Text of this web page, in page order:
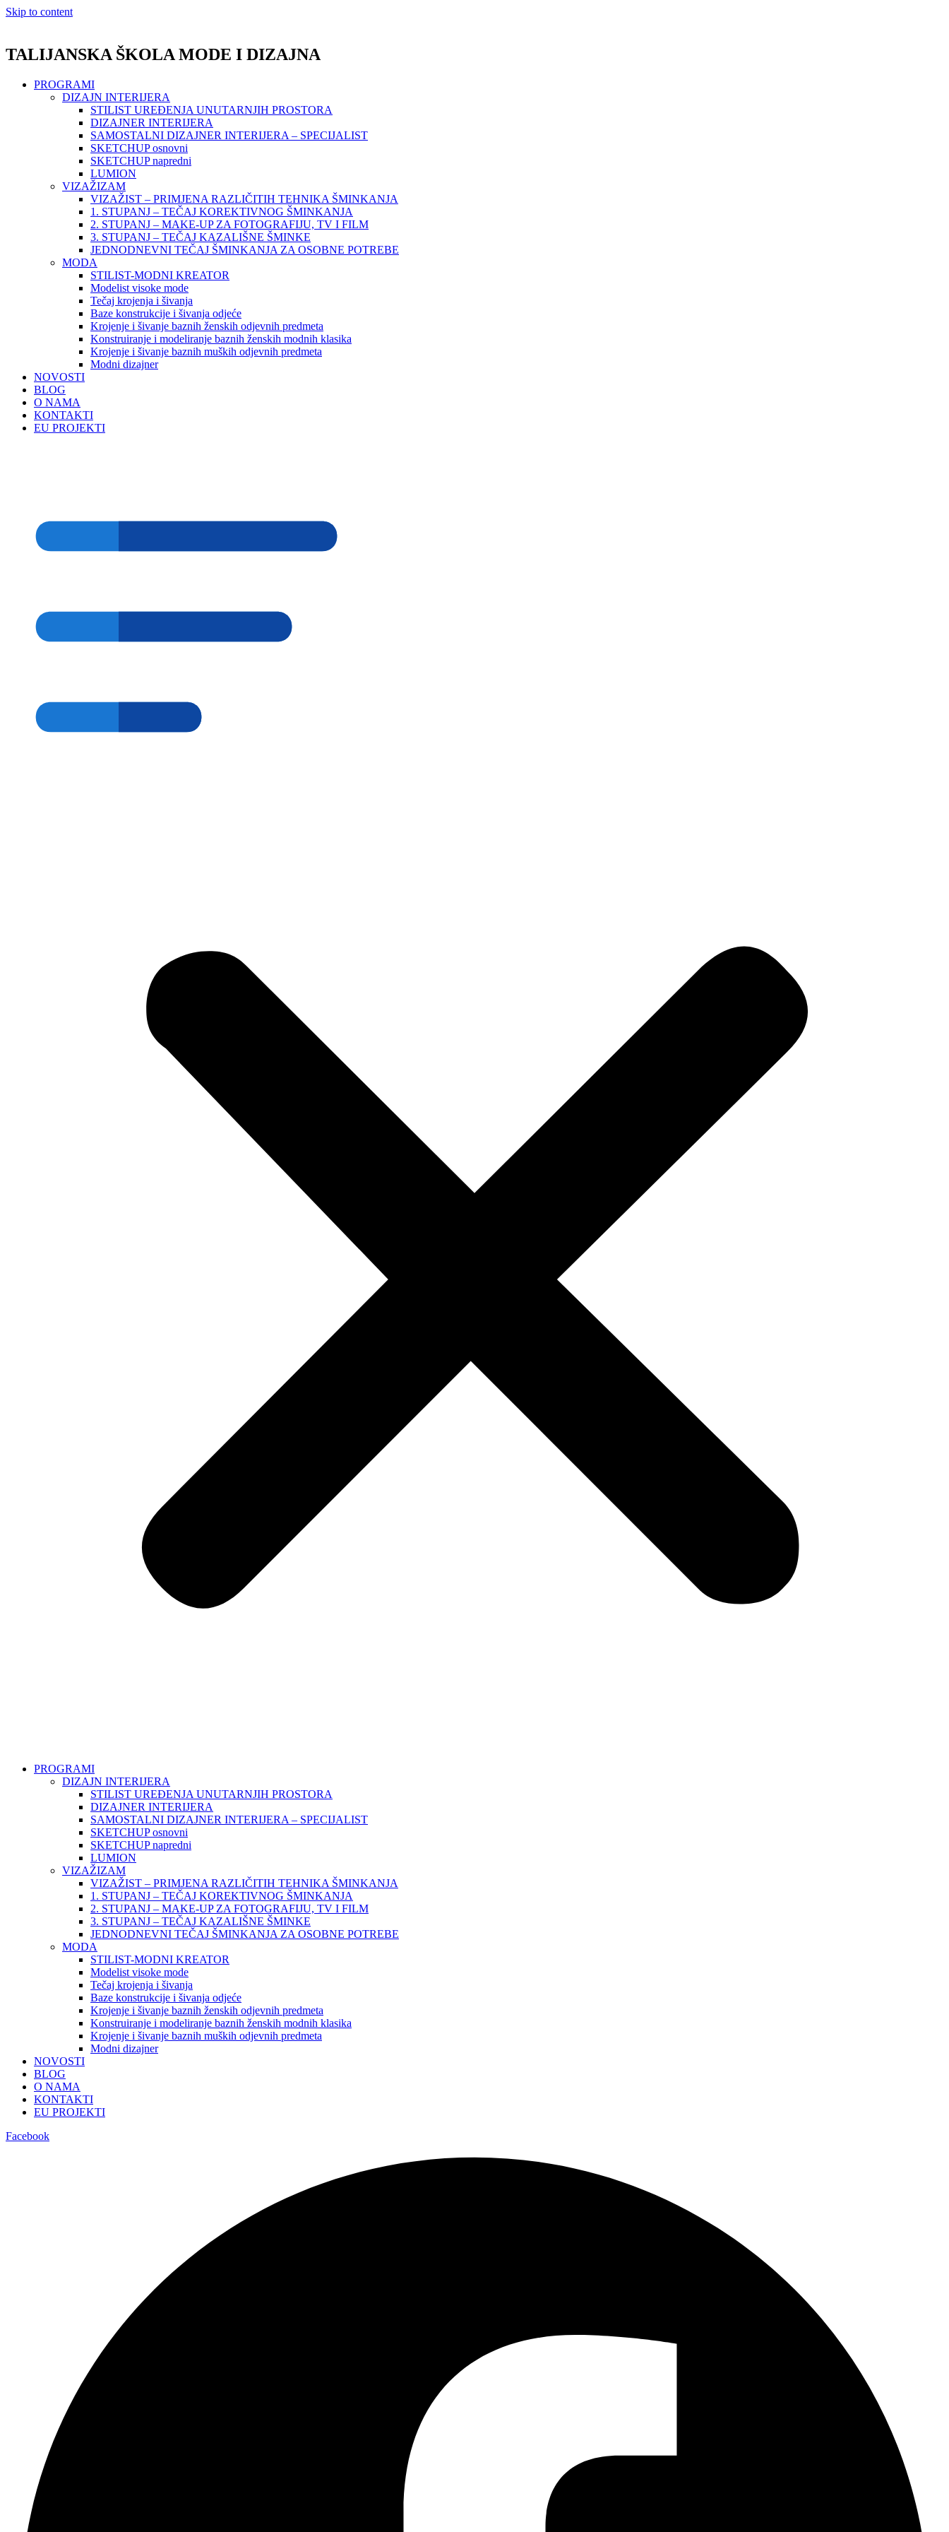
Skip to content
TALIJANSKA ŠKOLA MODE I DIZAJNA
PROGRAMI
DIZAJN INTERIJERA
STILIST UREĐENJA UNUTARNJIH PROSTORA
DIZAJNER INTERIJERA
SAMOSTALNI DIZAJNER INTERIJERA – SPECIJALIST
SKETCHUP osnovni
SKETCHUP napredni
LUMION
VIZAŽIZAM
VIZAŽIST – PRIMJENA RAZLIČITIH TEHNIKA ŠMINKANJA
1. STUPANJ – TEČAJ KOREKTIVNOG ŠMINKANJA
2. STUPANJ – MAKE-UP ZA FOTOGRAFIJU, TV I FILM
3. STUPANJ – TEČAJ KAZALIŠNE ŠMINKE
JEDNODNEVNI TEČAJ ŠMINKANJA ZA OSOBNE POTREBE
MODA
STILIST-MODNI KREATOR
Modelist visoke mode
Tečaj krojenja i šivanja
Baze konstrukcije i šivanja odjeće
Krojenje i šivanje baznih ženskih odjevnih predmeta
Konstruiranje i modeliranje baznih ženskih modnih klasika
Krojenje i šivanje baznih muških odjevnih predmeta
Modni dizajner
NOVOSTI
BLOG
O NAMA
KONTAKTI
EU PROJEKTI
PROGRAMI
DIZAJN INTERIJERA
STILIST UREĐENJA UNUTARNJIH PROSTORA
DIZAJNER INTERIJERA
SAMOSTALNI DIZAJNER INTERIJERA – SPECIJALIST
SKETCHUP osnovni
SKETCHUP napredni
LUMION
VIZAŽIZAM
VIZAŽIST – PRIMJENA RAZLIČITIH TEHNIKA ŠMINKANJA
1. STUPANJ – TEČAJ KOREKTIVNOG ŠMINKANJA
2. STUPANJ – MAKE-UP ZA FOTOGRAFIJU, TV I FILM
3. STUPANJ – TEČAJ KAZALIŠNE ŠMINKE
JEDNODNEVNI TEČAJ ŠMINKANJA ZA OSOBNE POTREBE
MODA
STILIST-MODNI KREATOR
Modelist visoke mode
Tečaj krojenja i šivanja
Baze konstrukcije i šivanja odjeće
Krojenje i šivanje baznih ženskih odjevnih predmeta
Konstruiranje i modeliranje baznih ženskih modnih klasika
Krojenje i šivanje baznih muških odjevnih predmeta
Modni dizajner
NOVOSTI
BLOG
O NAMA
KONTAKTI
EU PROJEKTI
Facebook